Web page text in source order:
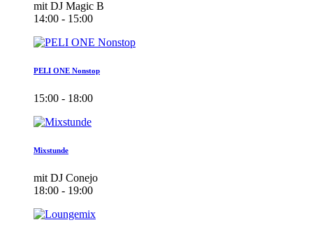
mit DJ Magic B
14:00 - 15:00
PELI ONE Nonstop
15:00 - 18:00
Mixstunde
mit DJ Conejo
18:00 - 19:00